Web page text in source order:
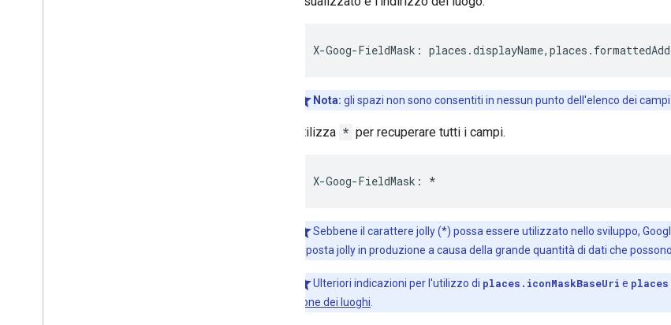
X-Goog-FieldMask : places .displayName, places .
Nota: gli spazi non sono consentiti in nessun punto dell'elenco dei campi.
Utilizza * per recuperare tutti i campi.
X-Goog-FieldMask : *
Sebbene il carattere jolly (*) possa essere utilizzato nello sviluppo,
risposta jolly in produzione a causa della grande quantità di dati che
Ulteriori indicazioni per l'utilizzo di places.iconMaskBaseUri e
Icone dei luoghi